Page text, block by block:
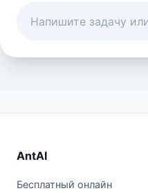
AntAI
Бесплатный онлайн